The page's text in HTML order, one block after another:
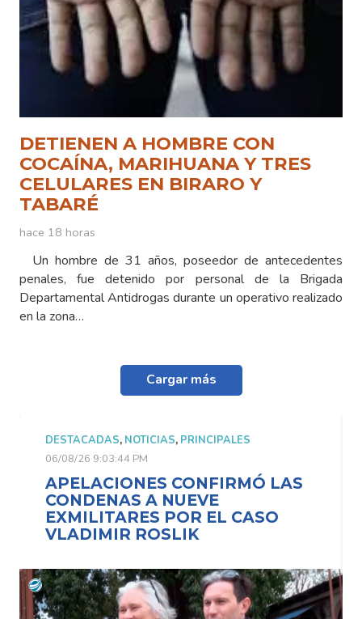
DETIENEN A HOMBRE CON
COCAÍNA, MARIHUANA Y TRES
CELULARES EN BIRARO Y
TABARÉ
hace 18 horas
Un hombre de 31 años, poseedor de antecedentes
penales, fue detenido por personal de la Brigada
Departamental Antidrogas durante un operativo realizado
en la zona…
Cargar más
DESTACADAS, NOTICIAS, PRINCIPALES
06/08/26 9:03:44 PM
APELACIONES CONFIRMÓ LAS
CONDENAS A NUEVE
EXMILITARES POR EL CASO
VLADIMIR ROSLIK